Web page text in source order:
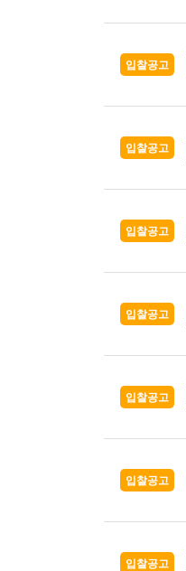
입찰공고
입찰공고
입찰공고
입찰공고
입찰공고
입찰공고
입찰공고